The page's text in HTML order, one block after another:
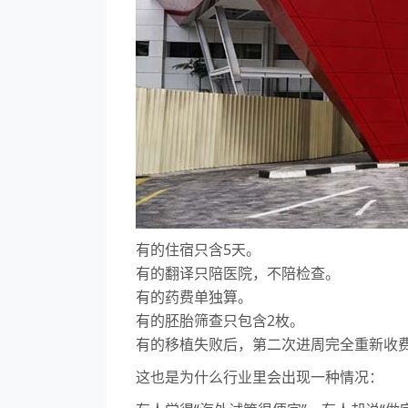
有的住宿只含5天。
有的翻译只陪医院，不陪检查。
有的药费单独算。
有的胚胎筛查只包含2枚。
有的移植失败后，第二次进周完全重新收
这也是为什么行业里会出现一种情况：